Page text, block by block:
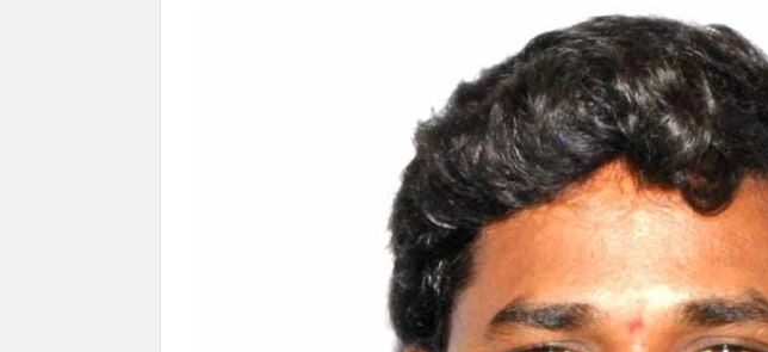
NEWS,
HYDERABAD
DECCAN
NEWS